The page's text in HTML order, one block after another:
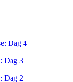
Dag 4
Dag 3
Dag 2